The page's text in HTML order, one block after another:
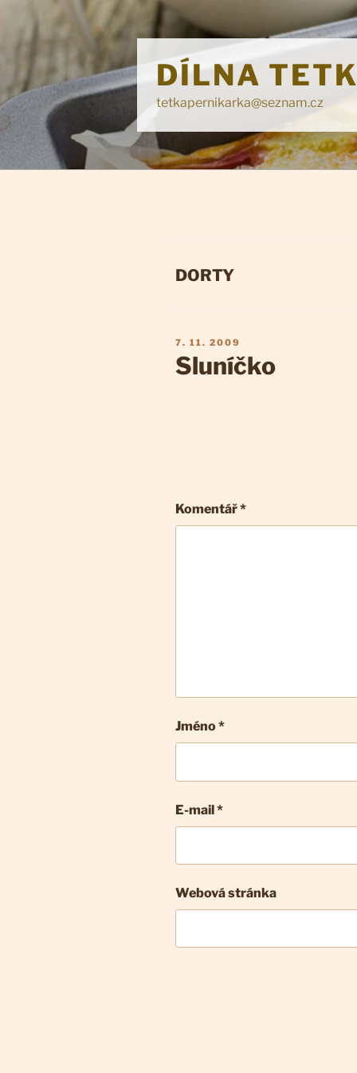
DÍLNA
tetkapernikarka@seznam.cz
RUBRIKY
DORTY
PUBLIKOVÁNO
7. 11. 2009
Sluníčko
Komentář*
Jméno *
E-mail*
Webová stránka